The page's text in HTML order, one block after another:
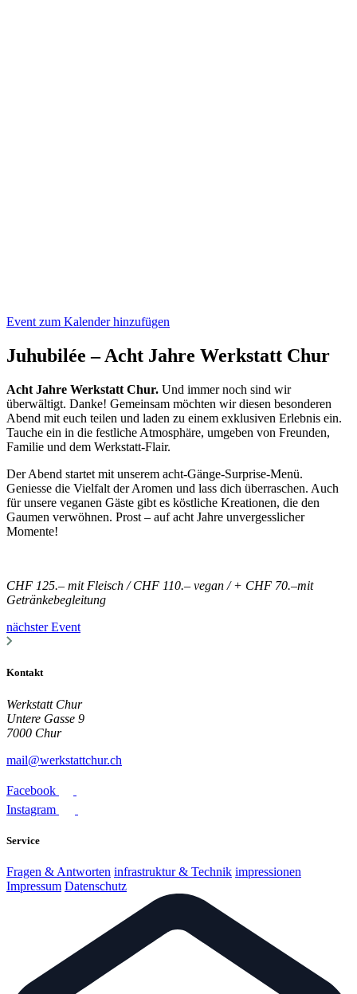
Event zum Kalender hinzufügen
Juhubilée – Acht Jahre Werkstatt Chur
Acht Jahre Werkstatt Chur. Und immer noch sind wir
überwältigt. Danke! Gemeinsam möchten wir diesen besonderen
Abend mit euch teilen und laden zu einem exklusiven Erlebnis ein.
Tauche ein in die festliche Atmosphäre, umgeben von Freunden,
Familie und dem Werkstatt-Flair.
Der Abend startet mit unserem acht-Gänge-Surprise-Menü.
Geniesse die Vielfalt der Aromen und lass dich überraschen. Auch
für unsere veganen Gäste gibt es köstliche Kreationen, die den
Gaumen verwöhnen. Prost – auf acht Jahre unvergesslicher
Momente!
CHF 125.– mit Fleisch / CHF 110.– vegan / + CHF 70.–mit
Getränkebegleitung
nächster Event
Kontakt
Werkstatt Chur
Untere Gasse 9
7000 Chur
mail@werkstattchur.ch
Facebook
Instagram
Service
Fragen & Antworten infrastruktur & Technik impressionen
Impressum Datenschutz